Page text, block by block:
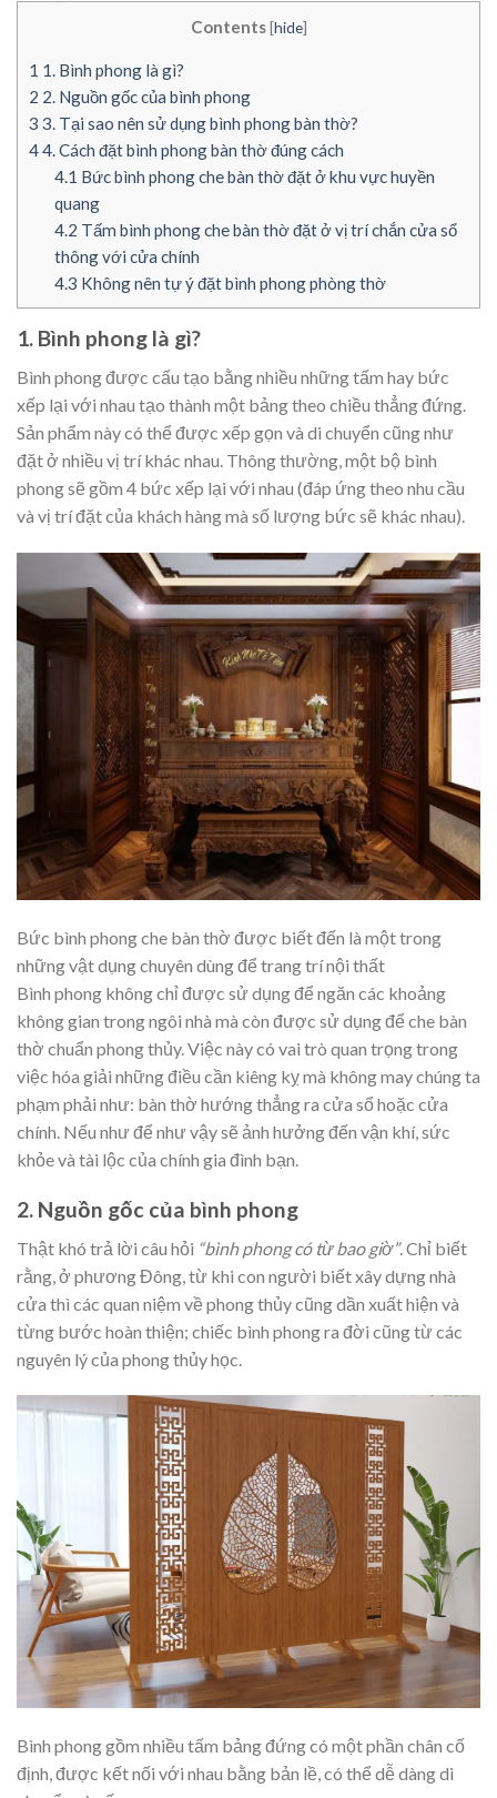
Contents [hide]
1 1. Bình phong là gì?
2 2. Nguồn gốc của bình phong
3 3. Tại sao nên sử dụng bình phong bàn thờ?
44. Cách đặt bình phong bàn thờ đúng cách
4.1 Bức bình phong che bàn thờ đặt ở khu vực huyền
quang
4.2 Tấm bình phong che bàn thờ đặt ở vị trí chắn cửa sổ
thông với cửa chính
4.3 Không nên tự ý đặt bình phong phòng thờ
1. Bình phong là gì?
Bình phong được cấu tạo bằng nhiều những tấm hay bức
xếp lại với nhau tạo thành một bảng theo chiều thẳng đứng.
Sản phẩm này có thể được xếp gọn và di chuyển cũng như
đặt ở nhiều vị trí khác nhau. Thông thường, một bộ bình
phong sẽ gồm 4 bức xếp lại với nhau (đáp ứng theo nhu cầu
và vị trí đặt của khách hàng mà số lượng bức sẽ khác nhau).
Bức bình phong che bàn thờ được biết đến là một trong
những vật dụng chuyên dùng để trang trí nội thất
Bình phong không chỉ được sử dụng để ngăn các khoảng
không gian trong ngôi nhà mà còn được sử dụng để che bàn
thờ chuẩn phong thủy. Việc này có vai trò quan trọng trong
việc hóa giải những điều cần kiêng kỵ mà không may chúng ta
phạm phải như: bàn thờ hướng thẳng ra cửa sổ hoặc cửa
chính. Nếu như để như vậy sẽ ảnh hưởng đến vận khí, sức
khỏe và tài lộc của chính gia đình bạn.
2. Nguồn gốc của bình phong
Thật khó trả lời câu hỏi “bình phong có từ bao giờ”. Chỉ biết
rằng, ở phương Đông, từ khi con người biết xây dựng nhà
cửa thì các quan niệm về phong thủy cũng dần xuất hiện và
từng bước hoàn thiện; chiếc bình phong ra đời cũng từ các
nguyên lý của phong thủy học.
Bình phong gồm nhiều tấm bảng đứng có một phần chân cố
định, được kết nối với nhau bằng bản lề, có thể dễ dàng di